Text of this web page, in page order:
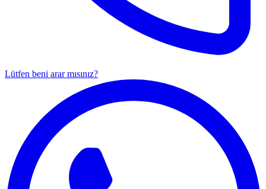
Lütfen beni arar mısınız?